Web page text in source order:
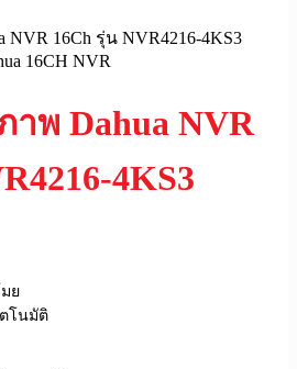
ย
โนมัติ
16CH NVR
าพ Dahua NVR
4KS3